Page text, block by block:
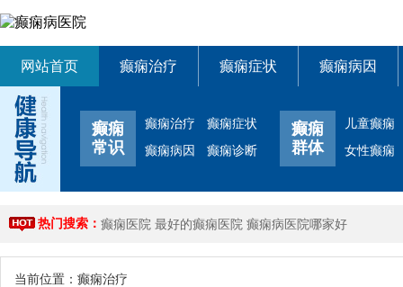
网站首页 癫痫治疗 癫痫症状 癫痫病因
癫痫
常识
癫痫治疗
癫痫症状
癫痫病因
癫痫诊断
癫痫
群体
儿童癫痫
女性癫痫
热门搜索： 癫痫医院 最好的癫痫医院 癫痫病医院哪家好
当前位置： 癫痫治疗